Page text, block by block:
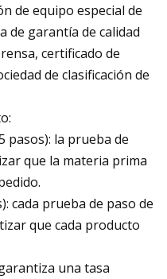
de equipo especial de
de garantía de calidad
certificado de
de clasificación de
pasos): la prueba de
que la materia prima
cada prueba de paso de
que cada producto
una tasa